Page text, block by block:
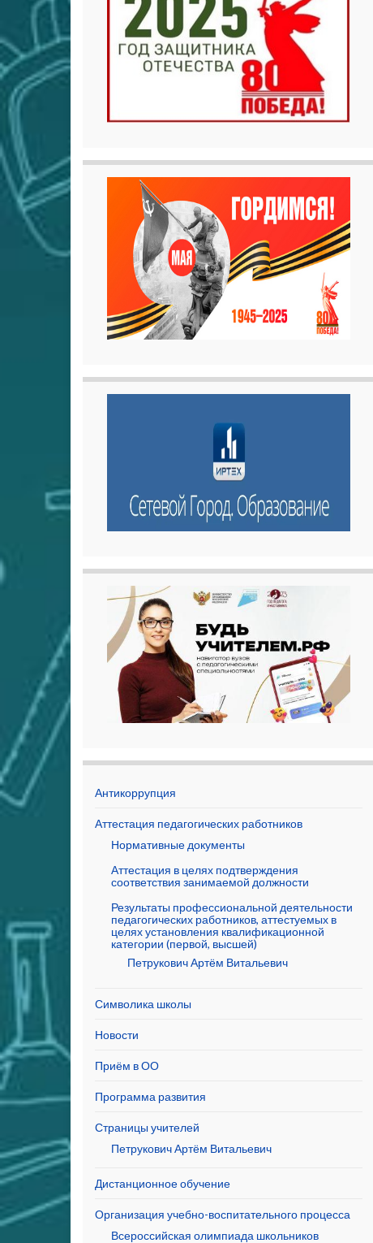
Антикоррупция
Аттестация педагогических работников
Нормативные документы
Аттестация в целях подтверждения
соответствия занимаемой должности
Результаты профессиональной деятельности
педагогических работников, аттестуемых в
целях установления квалификационной
категории (первой, высшей)
Петрукович Артём Витальевич
Символика школы
Новости
Приём в ОО
Программа развития
Страницы учителей
Петрукович Артём Витальевич
Дистанционное обучение
Организация учебно-воспитательного процесса
Всероссийская олимпиада школьников